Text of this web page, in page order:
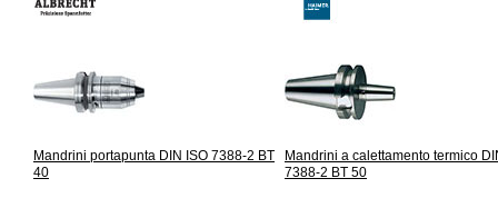
Mandrini portapunta DIN ISO 7388-2 BT
40
Mandrini a calettamento termico
7388-2 BT 50